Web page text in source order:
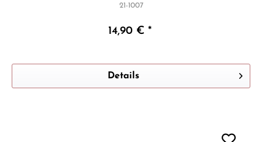
21-1007
14,90 € *
Details